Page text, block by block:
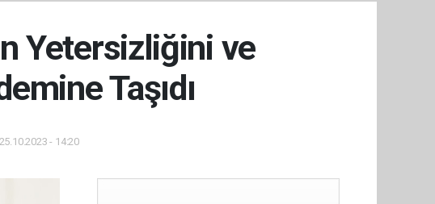
Yetersizliğini ve
Taşıdı
- 14:20